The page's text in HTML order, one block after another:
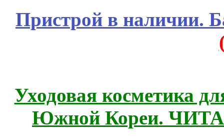
Пристрой в наличии.
Уходовая косметика
Южной Кореи.